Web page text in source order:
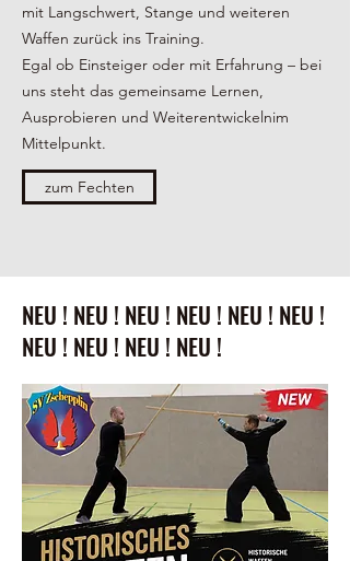
mit Langschwert, Stange und weiteren
Waffen zurück ins Training.
Egal ob Einsteiger oder mit Erfahrung – bei
uns steht das gemeinsame Lernen,
Ausprobieren und Weiterentwickelnim
Mittelpunkt.
zum Fechten
NEU ! NEU ! NEU ! NEU ! NEU ! NEU !
NEU ! NEU ! NEU ! NEU !